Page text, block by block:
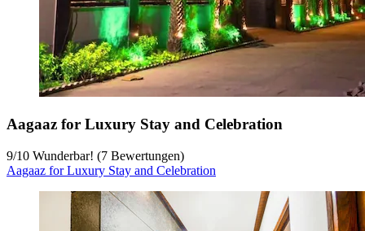
Aagaaz for Luxury Stay and Celebration
9/10 Wunderbar! (7 Bewertungen)
Aagaaz for Luxury Stay and Celebration